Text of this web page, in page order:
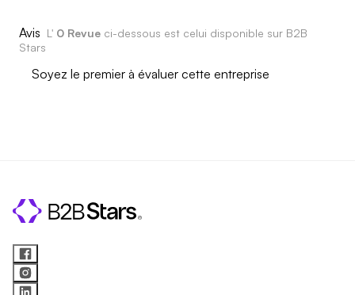
Avis L' 0 Revue ci-dessous est celui disponible sur B2B
Stars
Soyez le premier à évaluer cette entreprise